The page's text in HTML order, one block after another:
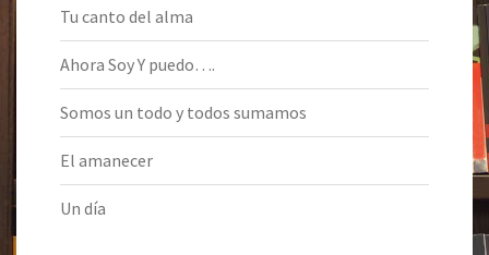
Tu canto del alma
Ahora Soy Y puedo….
Somos un todo y todos sumamos
El amanecer
Un día